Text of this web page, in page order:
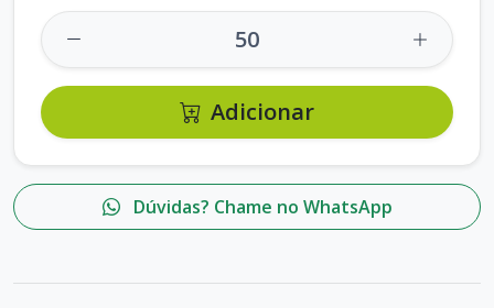
Adicionar
Dúvidas? Chame no WhatsApp